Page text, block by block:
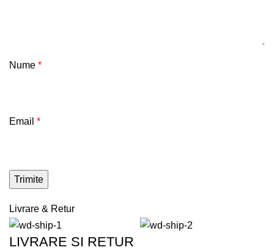
Nume *
Email *
Livrare & Retur
LIVRARE SI RETUR